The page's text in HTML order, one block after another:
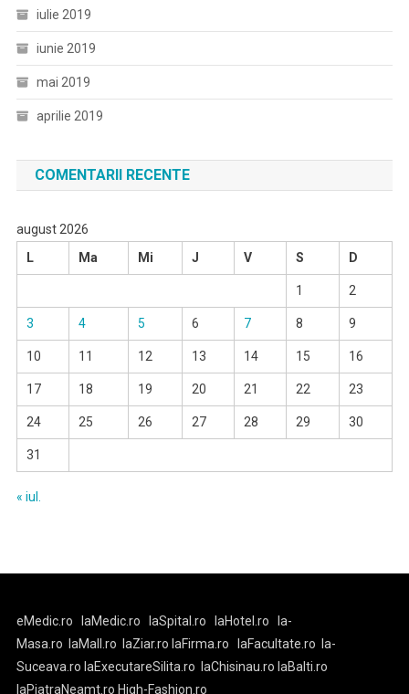
iulie 2019
iunie 2019
mai 2019
aprilie 2019
COMENTARII RECENTE
august 2026
L
Ma Mi J V S D
1 2
3 4 5 6 7 8 9
10 11 12 13 14 15 16
17 18 19 20 21 22 23
24 25 26 27 28 29 30
31
« iul.
eMedic.ro laMedic.ro laSpital.ro laHotel.ro
la-
Masa.ro
laMall.ro laZiar.ro laFirma.ro laFacultate.ro
la-
Suceava.ro laExecutareSilita.ro laChisinau.ro laBalti.ro
laPiatraNeamt.ro High-Fashion.ro